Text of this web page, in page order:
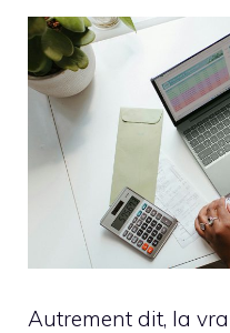
Autrement dit, la